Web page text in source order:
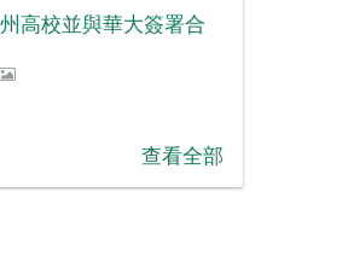
高校並與華大簽署合
查看全部